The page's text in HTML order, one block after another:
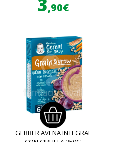
3,90€
GERBER AVENA INTEGRAL